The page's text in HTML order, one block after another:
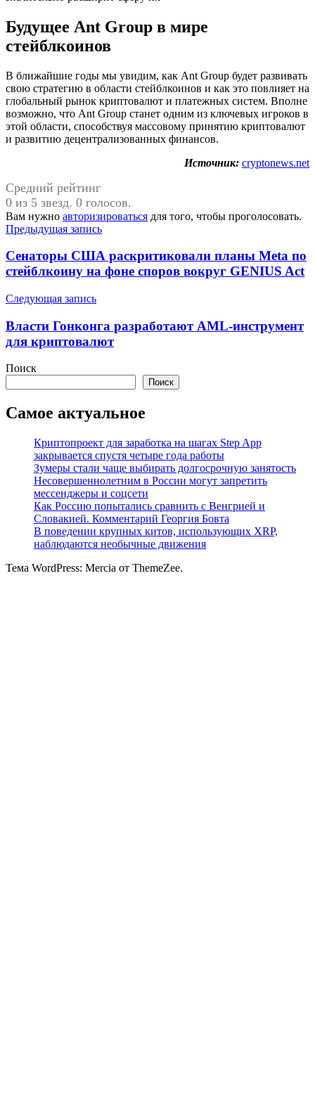
Будущее Ant Group в мире
стейблкоинов
В ближайшие годы мы увидим, как Ant Group будет развивать
свою стратегию в области стейблкоинов и как это повлияет на
глобальный рынок криптовалют и платежных систем. Вполне
возможно, что Ant Group станет одним из ключевых игроков в
этой области, способствуя массовому принятию криптовалют
и развитию децентрализованных финансов.
Источник: cryptonews.net
Средний рейтинг
0 из 5 звезд. 0 голосов.
Вам нужно авторизироваться для того, чтобы проголосовать.
Навигация
по
записям
Предыдущая запись
Сенаторы США раскритиковали планы Meta по
стейблкоину на фоне споров вокруг GENIUS Act
Следующая запись
Власти Гонконга разработают AML-инструмент
для криптовалют
Поиск
Поиск
Самое актуальное
Криптопроект для заработка на шагах Step App
закрывается спустя четыре года работы
Зумеры стали чаще выбирать долгосрочную занятость
Несовершеннолетним в России могут запретить
мессенджеры и соцсети
Как Россию попытались сравнить с Венгрией и
Словакией. Комментарий Георгия Бовта
В поведении крупных китов, использующих XRP,
наблюдаются необычные движения
Тема WordPress: Mercia от ThemeZee.